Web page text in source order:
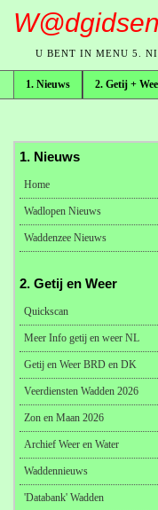
U BENT IN MENU 5.
1. Nieuws 2. Getij +
1. Nieuws
Home
Wadlopen Nieuws
Waddenzee Nieuws
2. Getij en Weer
Quickscan
Meer Info getij en weer NL
Getij en Weer BRD en DK
Veerdiensten Wadden 2026
Zon en Maan 2026
Archief Weer en Water
Waddennieuws
'Databank' Wadden